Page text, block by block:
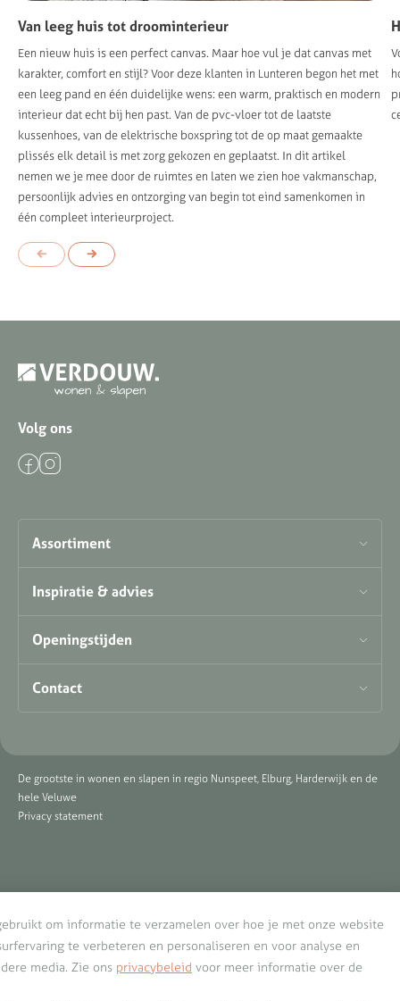
Van leeg huis tot droominterieur
Een nieuw huis is een perfect canvas. Maar hoe vul je dat canvas met
karakter, comfort en stijl? Voor deze klanten in Lunteren begon het met
een leeg pand en één duidelijke wens: een warm, praktisch en modern
interieur dat echt bij hen past. Van de pvc-vloer tot de laatste
kussenhoes, van de elektrische boxspring tot de op maat gemaakte
plissés elk detail is met zorg gekozen en geplaatst. In dit artikel
nemen we je mee door de ruimtes en laten we zien hoe vakmanschap,
persoonlijk advies en ontzorging van begin tot eind samenkomen in
één compleet interieurproject.
Volg ons
Assortiment
Inspiratie & advies
Openingstijden
Contact
De grootste in wonen en slapen in regio Nunspeet, Elburg, Harderwijk en de
hele Veluwe
Privacy statement
om informatie te verzamelen over hoe je met onze website
te verbeteren en personaliseren en voor analyse en
media. Zie ons privacybeleid voor meer informatie over de